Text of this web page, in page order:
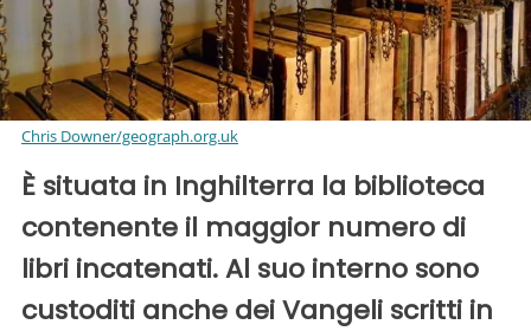
Chris Downer/geograph.org.uk
È situata in Inghilterra la biblioteca
contenente il maggior numero di
libri incatenati. Al suo interno sono
custoditi anche dei Vangeli scritti in